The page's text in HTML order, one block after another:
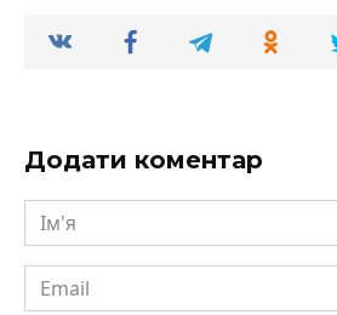
Додати коментар
Ім'я
Email